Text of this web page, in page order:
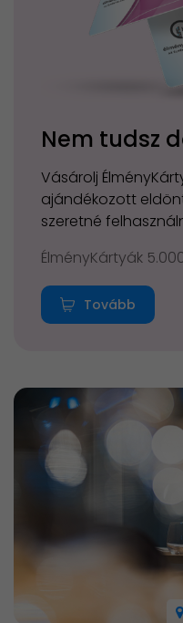
Nem tudsz
Vásárolj
ajándékozott
szeretné
ÉlményKártyák
Tovább